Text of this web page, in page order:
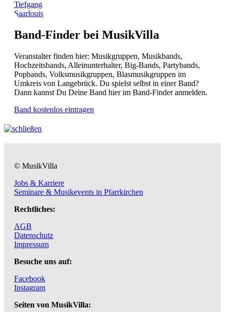
Tiefgang
Saarlouis
Band-Finder bei MusikVilla
Veranstalter finden hier: Musikgruppen, Musikbands,
Hochzeitsbands, Alleinunterhalter, Big-Bands, Partybands,
Popbands, Volksmusikgruppen, Blasmusikgruppen im
Umkreis von Langebrück. Du spielst selbst in einer Band?
Dann kannst Du Deine Band hier im Band-Finder anmelden.
Band kostenlos eintragen
© MusikVilla
Jobs & Karriere
Seminare & Musikevents in Pfarrkirchen
Rechtliches:
AGB
Datenschutz
Impressum
Besuche uns auf:
Facebook
Instagram
Seiten von MusikVilla: